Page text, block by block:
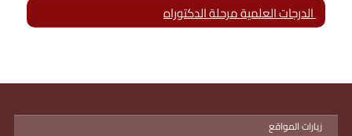
الدرجات العلمية مرحلة الدكتوراه
زيارات المواقع